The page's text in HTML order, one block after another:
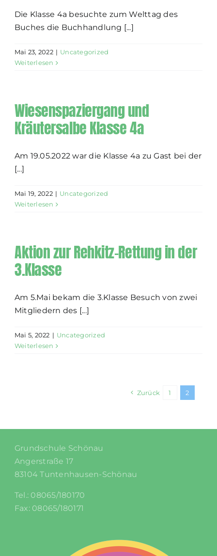
Die Klasse 4a besuchte zum Welttag des
Buches die Buchhandlung [...]
Mai 23, 2022 | Uncategorized
Weiterlesen
Wiesenspaziergang und
Kräutersalbe Klasse 4a
Am 19.05.2022 war die Klasse 4a zu Gast bei der
[...]
Mai 19, 2022 | Uncategorized
Weiterlesen
Aktion zur Rehkitz-Rettung in der
3.Klasse
Am 5.Mai bekam die 3.Klasse Besuch von zwei
Mitgliedern des [...]
Mai 5, 2022 | Uncategorized
Weiterlesen
Zurück 1 2
Grundschule Schönau
Angerstraße 17
83104 Tuntenhausen-Schönau
Tel.: 08065/180170
Fax: 08065/180171